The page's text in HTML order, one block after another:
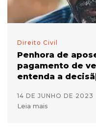
Direito Civil
Penhora de
pagamento de
entenda a
14 DE JUNHO DE 2023
Leia mais